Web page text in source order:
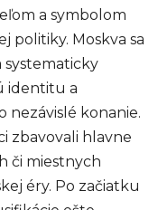
a symbolom
politiky. Moskva sa
systematicky
identitu a
nezávislé konanie.
zbavovali hlavne
či miestnych
éry. Po začiatku